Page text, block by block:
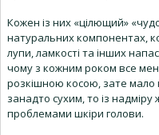
Кожен із них «цілющий»
натуральних компонентах,
лупи, ламкості та інших
чому з кожним роком все
розкішною косою, зате мало
занадто сухим, то із
проблемами шкіри голови.